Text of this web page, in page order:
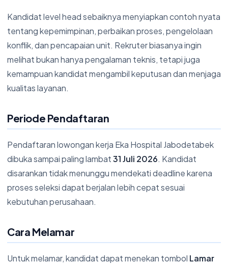
Kandidat level head sebaiknya menyiapkan contoh nyata
tentang kepemimpinan, perbaikan proses, pengelolaan
konflik, dan pencapaian unit. Rekruter biasanya ingin
melihat bukan hanya pengalaman teknis, tetapi juga
kemampuan kandidat mengambil keputusan dan menjaga
kualitas layanan.
Periode Pendaftaran
Pendaftaran lowongan kerja Eka Hospital Jabodetabek
dibuka sampai paling lambat31 Juli 2026. Kandidat
disarankan tidak menunggu mendekati deadline karena
proses seleksi dapat berjalan lebih cepat sesuai
kebutuhan perusahaan.
Cara Melamar
Untuk melamar, kandidat dapat menekan tombol Lamar